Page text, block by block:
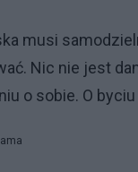
musi
Nic nie jest
o sobie. O